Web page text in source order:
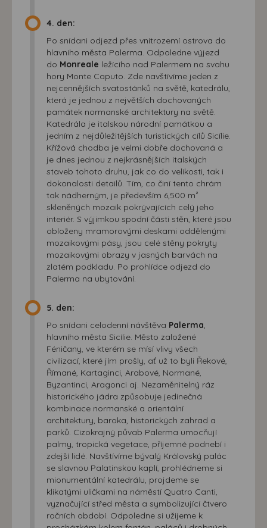
4. den:
Po snídani odjezd přes vnitrozemí ostrova do
hlavního města Palerma. Odpoledne výjezd
do Monreale ležícího nad Palermem na svahu
hory Monte Caputo. Zde navštívíme jeden z
nejcennějších svatostánků na světě, katedrálu,
která je jednou z největších dochovaných
památek normanské architektury na světě.
Katedrála je italskou národní památkou a
jedním z nejdůležitějších turistických cílů Sicílie.
Křížová chodba je velmi dobře dochovaná a
je dnes jednou z nejkrásnějších italských
staveb tohoto druhu, jak co do velikosti, tak i
dokonalosti detailů. Tím, co činí tento chrám
tak nádherným, je především 6,500 m²
skleněných mozaik pokrývajících celý jeho
interiér. S výjimkou spodní části stěn, které jsou
obloženy mramorovými deskami oddělenými
mozaikovými pásy, jsou celé stěny pokryty
mozaikovými obrazy v jasných barvách na
zlatém podkladu. Po prohlídce odjezd do
Palerma na ubytování.
5. den:
Po snídani celodenní návštěva Palerma
hlavního města Sicílie. Město založené
Féničany, ve kterém se mísí vlivy všech
civilizací, které jím prošly, ať už to byli Řekové,
Římané, Kartaginci, Arabové, Normané,
Byzantinci, Aragonci aj. Nezaměnitelný ráz
historického jádra způsobuje jedinečná
kombinace normanské a orientální
architektury, baroka, historických zahrad a
parků. Cizokrajný půvab Palerma umocňují
palmy, tropická vegetace, příjemné podnebí i
zdejší lidé. Navštívíme bývalý Královský palác
se slavnou Palatinskou kaplí, prohlédneme si
mionumentální katedrálu, projdeme se
klikatými uličkami na náměstí Quatro Canti,
vyznačující střed města a symbolizující čtvero
ročních období. Odpoledne si užijeme k